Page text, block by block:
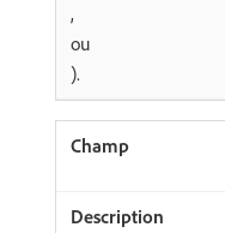
,
ou
).